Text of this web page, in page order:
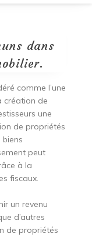
dans
comme l’une
création de
une
de propriétés
peut
à la
fiscaux.
un revenu
d’autres
de propriétés